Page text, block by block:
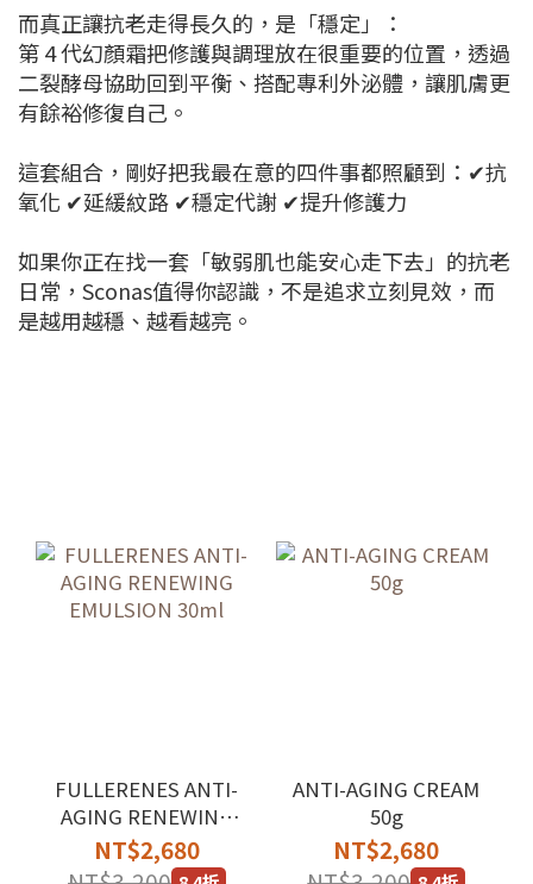
而真正讓抗老走得長久的，是「穩定」：
第 4 代幻顏霜把修護與調理放在很重要的位置， 透過
二裂酵母協助回到平衡、搭配專利外泌體，讓肌膚更
有餘裕修復自己。
這套組合，剛好把我最在意的四件事都照顧到：✔抗
氧化 ✔延緩紋路 ✔穩定代謝 ✔提升修護力
如果你正在找一套「敏弱肌也能安心走下去」的抗老
日常， Sconas值得你認識，不是追求立刻見效，而
是越用越穩、越看越亮。
FULLERENES ANTI-
AGING RENEWING
EMULSION 30ml
NT$2,680
ANTI-AGING CREAM
50g
NT$2,680